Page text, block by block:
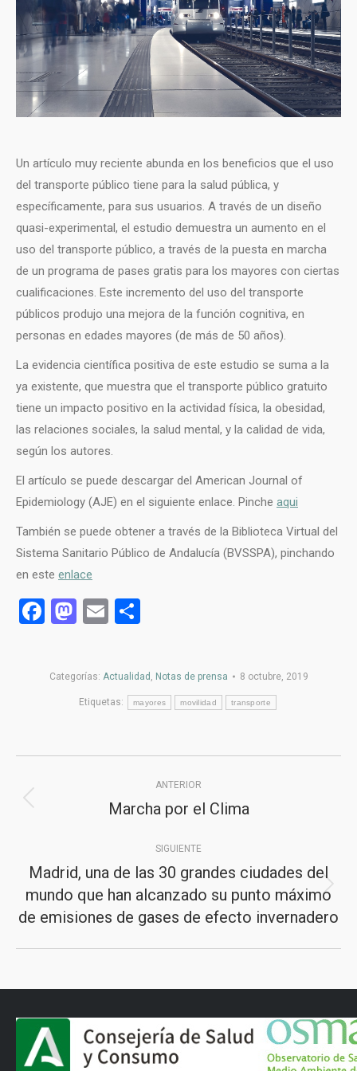
Un artículo muy reciente abunda en los beneficios que el uso
del transporte público tiene para la salud pública, y
específicamente, para sus usuarios. A través de un diseño
quasi-experimental, el estudio demuestra un aumento en el
uso del transporte público, a través de la puesta en marcha
de un programa de pases gratis para los mayores con ciertas
cualificaciones. Este incremento del uso del transporte
públicos produjo una mejora de la función cognitiva, en
personas en edades mayores (de más de 50 años).
La evidencia científica positiva de este estudio se suma a la
ya existente, que muestra que el transporte público gratuito
tiene un impacto positivo en la actividad física, la obesidad,
las relaciones sociales, la salud mental, y la calidad de vida,
según los autores.
El artículo se puede descargar del American Journal of
Epidemiology (AJE) en el siguiente enlace. Pinche aqui
También se puede obtener a través de la Biblioteca Virtual del
Sistema Sanitario Público de Andalucía (BVSSPA), pinchando
en este enlace
Facebook
Mastodon
Email
Categorías: Actualidad , Notas de prensa 8 octubre, 2019
Etiquetas: mayores movilidad transporte
entre
publicaciones
ANTERIOR
Publicación
Marcha por el Clima
SIGUIENTE
Publicación
siguiente:
Madrid, una de las 30 grandes ciudades del
mundo que han alcanzado su punto máximo
de emisiones de gases de efecto invernadero